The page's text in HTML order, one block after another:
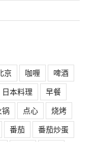
京 咖喱
啤酒
日本料理
早餐
锅 点心
烧烤
番茄
番茄炒蛋